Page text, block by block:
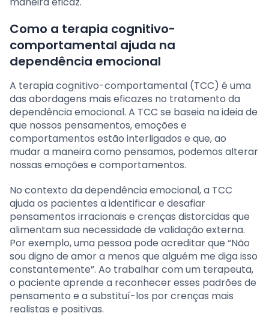
Como a terapia cognitivo-
comportamental ajuda na
dependência emocional
A terapia cognitivo-comportamental (TCC) é uma
das abordagens mais eficazes no tratamento da
dependência emocional. A TCC se baseia na ideia de
que nossos pensamentos, emoções e
comportamentos estão interligados e que, ao
mudar a maneira como pensamos, podemos alterar
nossas emoções e comportamentos.
No contexto da dependência emocional, a TCC
ajuda os pacientes a identificar e desafiar
pensamentos irracionais e crenças distorcidas que
alimentam sua necessidade de validação externa.
Por exemplo, uma pessoa pode acreditar que “Não
sou digno de amor a menos que alguém me diga isso
constantemente”. Ao trabalhar com um terapeuta,
o paciente aprende a reconhecer esses padrões de
pensamento e a substituí-los por crenças mais
realistas e positivas.